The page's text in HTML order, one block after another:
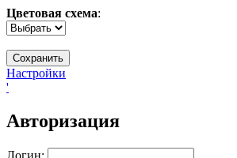
Цветовая схема:
Настройки
'
Авторизация
Логин: